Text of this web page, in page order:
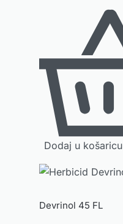
Dodaj u košaricu
Devrinol 45 FL